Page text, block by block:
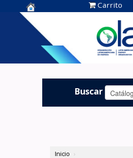
Centro de
Documentación
OLADE -
Carrito
Buscar
Inicio ›